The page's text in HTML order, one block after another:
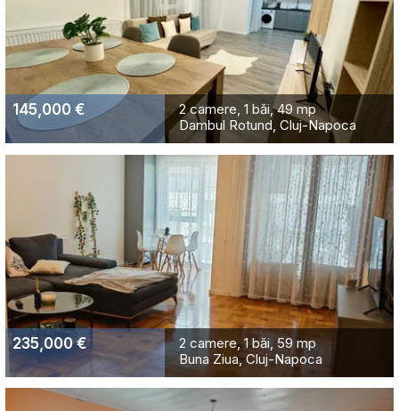
145,000 € 2 camere 1 băi 49 mp
Dambul Rotund, Cluj-Napoca
235,000 € 2 camere 1 băi 59 mp
Buna Ziua, Cluj-Napoca